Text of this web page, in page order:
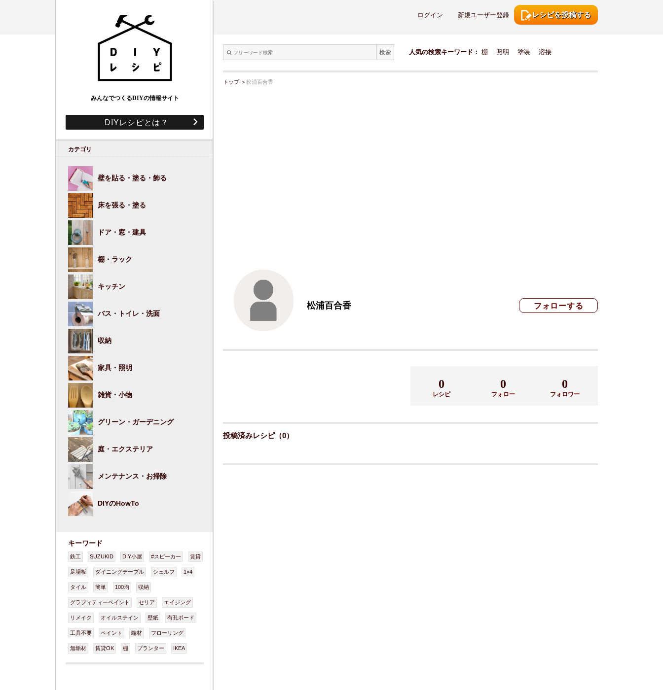
みんなでつくるDIYの情報サイト
DIYレシピとは？
カテゴリ
壁を貼る・塗る・飾る
床を張る・塗る
ドア・窓・建具
棚・ラック
キッチン
バス・トイレ・洗面
収納
家具・照明
雑貨・小物
グリーン・ガーデニング
庭・エクステリア
メンテナンス・お掃除
DIYのHowTo
キーワード
鉄工 SUZUKID DIY小屋 #スピーカー 賃貸
足場板 ダイニングテーブル シェルフ 1×4
タイル 簡単 100均 収納
グラフィティーペイント セリア エイジング
リメイク オイルステイン 壁紙 有孔ボード
工具不要 ペイント 端材 フローリング
無垢材 賃貸OK 棚 プランター IKEA
レシピを投稿する
新規ユーザー登録
ログイン
検索 人気の検索キーワード： 棚 照明 塗装 溶接
トップ＞ 松浦百合香
松浦百合香
0
レシピ
0
フォロー
0
フォロワー
投稿済みレシピ（0）